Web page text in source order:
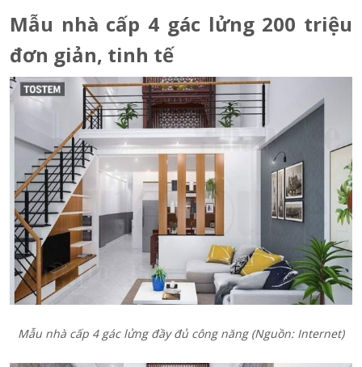
Mẫu nhà cấp 4 gác lửng 200 triệu
đơn giản, tinh tế
Mẫu nhà cấp 4 gác lửng đầy đủ công năng (Nguồn: Internet)